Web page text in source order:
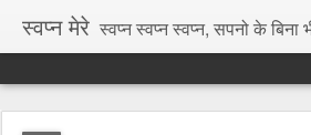
स्वप्न मेरे स्वप्न स्वप्न स्वप्न, सपनो के बिना